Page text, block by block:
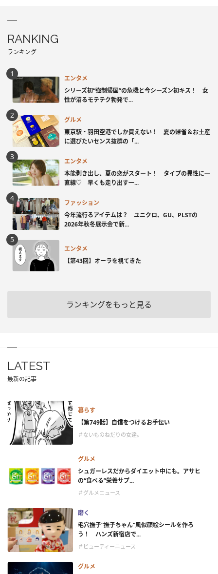
RANKING
ランキング
エンタメ
シリーズ初“強制帰国”の危機と今シーズン初キス！ 女
性が沼るモテテク勃発で...
グルメ
東京駅・羽田空港でしか買えない！ 夏の帰省＆お土産
に選びたいセンス抜群の「...
エンタメ
本能剥き出し、夏の恋がスタート！ タイプの異性に一
直線♡ 早くも走り出す一...
ファッション
今年流行るアイテムは？ ユニクロ、GU、PLSTの
2026年秋冬展示会で新...
エンタメ
【第43回】オーラを視てきた
ランキングをもっと見る
LATEST
最新の記事
暮らす
【第749話】自信をつけるお手伝い
＃ないものねだりの女達。
グルメ
シュガーレスだからダイエット中にも。アサヒ
の“食べる”栄養サプ...
＃グルメニュース
磨く
毛穴撫子“撫子ちゃん”風似顔絵シールを作ろ
う！ ハンズ新宿店で...
＃ビューティーニュース
グルメ